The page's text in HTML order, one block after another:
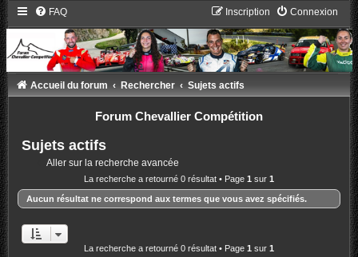
FAQ Connexion
Inscription
Accueil du forum Rechercher Sujets actifs
Forum Chevallier Compétition
Sujets actifs
Aller sur la recherche avancée
La recherche a retourné 0 résultat • Page 1 sur 1
Aucun résultat ne correspond aux termes que vous avez spécifiés.
La recherche a retourné 0 résultat • Page 1 sur 1